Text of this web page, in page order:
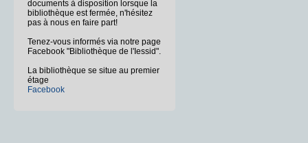
documents à disposition lorsque la
bibliothèque est fermée, n'hésitez
pas à nous en faire part!
Tenez-vous informés via notre page
Facebook "Bibliothèque de l'Iessid".
La bibliothèque se situe au premier
étage
Facebook